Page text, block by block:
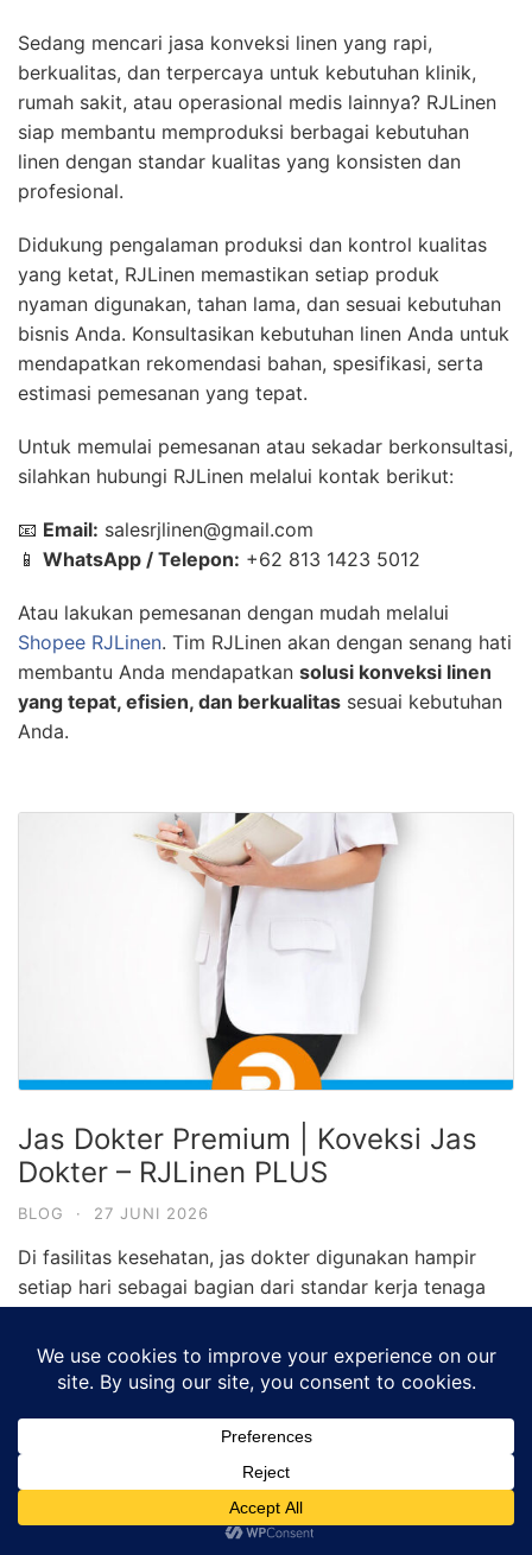
Sedang mencari jasa konveksi linen yang rapi,
berkualitas, dan terpercaya untuk kebutuhan klinik,
rumah sakit, atau operasional medis lainnya? RJLinen
siap membantu memproduksi berbagai kebutuhan
linen dengan standar kualitas yang konsisten dan
profesional.
Didukung pengalaman produksi dan kontrol kualitas
yang ketat, RJLinen memastikan setiap produk
nyaman digunakan, tahan lama, dan sesuai kebutuhan
bisnis Anda. Konsultasikan kebutuhan linen Anda untuk
mendapatkan rekomendasi bahan, spesifikasi, serta
estimasi pemesanan yang tepat.
Untuk memulai pemesanan atau sekadar berkonsultasi,
silahkan hubungi RJLinen melalui kontak berikut:
📧 Email: salesrjlinen@gmail.com
📱 WhatsApp / Telepon: +62 813 1423 5012
Atau lakukan pemesanan dengan mudah melalui
Shopee RJLinen. Tim RJLinen akan dengan senang hati
membantu Anda mendapatkan solusi konveksi linen
yang tepat, efisien, dan berkualitas sesuai kebutuhan
Anda.
Jas Dokter Premium | Koveksi Jas
Dokter – RJLinen PLUS
BLOG · 27 JUNI 2026
Di fasilitas kesehatan, jas dokter digunakan hampir
setiap hari sebagai bagian dari standar kerja tenaga
pemeriksaan rutin, hingga aktivitas administratif di
ruang praktik.
Namun dalam praktiknya, banyak klinik atau rumah
sakit masih menggunakan
yang kurang sesuai untuk penggunaan intensif.
Akibatnya jas mudah kusut, cepat menyerap cairan,